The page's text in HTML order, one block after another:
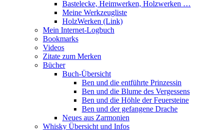
Bastelecke, Heimwerken, Holzwerken …
Meine Werkzeugliste
HolzWerken (Link)
Mein Internet-Logbuch
Bookmarks
Videos
Zitate zum Merken
Bücher
Buch-Übersicht
Ben und die entführte Prinzessin
Ben und die Blume des Vergessens
Ben und die Höhle der Feuersteine
Ben und der gefangene Drache
Neues aus Zarmonien
Whisky Übersicht und Infos